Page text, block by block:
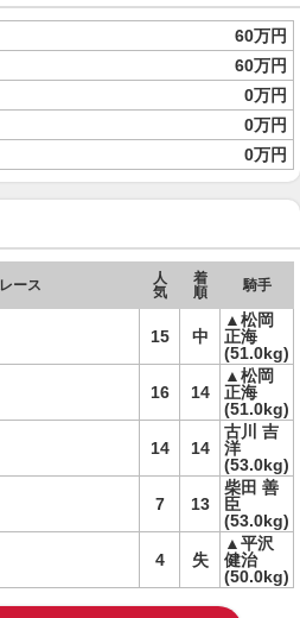
60万円
60万円
0万円
0万円
0万円
レース
人
気
着
順
騎手
15 中
▲松岡
正海
(51.0kg)
16 14
▲松岡
正海
(51.0kg)
14 14
古川 吉
洋
(53.0kg)
7 13
柴田 善
臣
(53.0kg)
4 失
▲平沢
健治
(50.0kg)